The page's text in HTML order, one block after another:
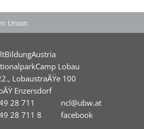
Union
Lobau
LobaustraĂŸe 100
Enzersdorf
28 711
ncl@ubw.at
28 711 8
facebook